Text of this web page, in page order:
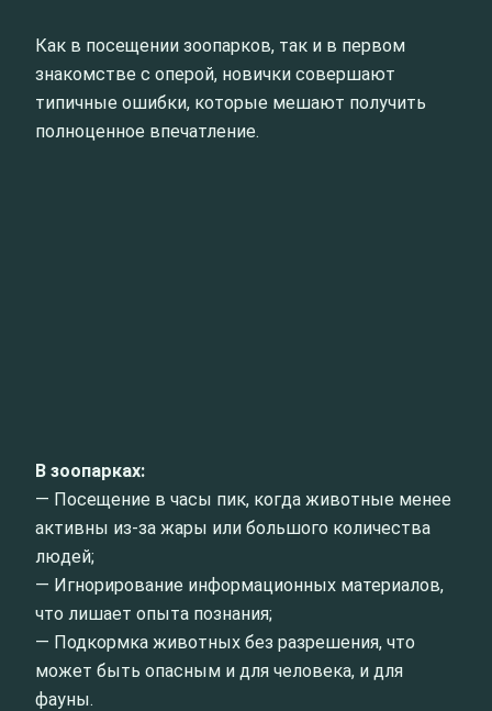
Как в посещении зоопарков, так и в первом
знакомстве с оперой, новички совершают
типичные ошибки, которые мешают получить
полноценное впечатление.
В зоопарках:
— Посещение в часы пик, когда животные менее
активны из-за жары или большого количества
людей;
— Игнорирование информационных материалов,
что лишает опыта познания;
— Подкормка животных без разрешения, что
может быть опасным и для человека, и для
фауны.